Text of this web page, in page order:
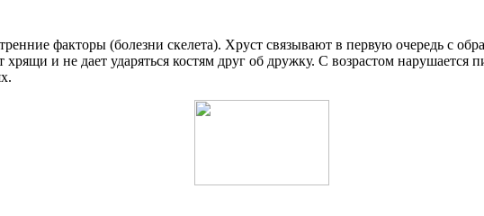
факторы (болезни скелета). Хруст связывают в первую очередь с
и не дает ударяться костям друг об дружку. С возрастом нарушается